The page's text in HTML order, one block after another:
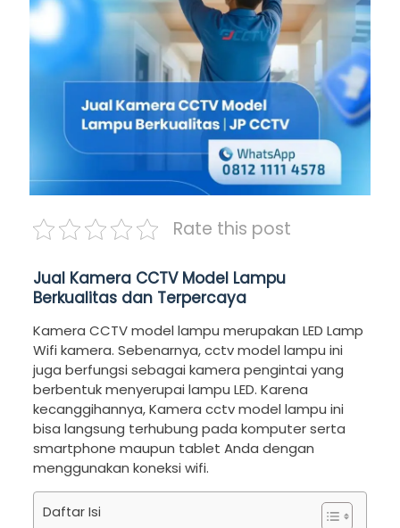
Rate this post
Jual Kamera CCTV Model Lampu
Berkualitas dan Terpercaya
Kamera CCTV model lampu merupakan LED Lamp
Wifi kamera. Sebenarnya, cctv model lampu ini
juga berfungsi sebagai kamera pengintai yang
berbentuk menyerupai lampu LED. Karena
kecanggihannya, Kamera cctv model lampu ini
bisa langsung terhubung pada komputer serta
smartphone maupun tablet Anda dengan
menggunakan koneksi wifi.
Daftar Isi